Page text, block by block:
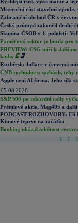
Rychlejší růst, vyšší marže a
Meziroční růst stavební výroby
Zahraniční obchod ČR v
Český průmysl zakončil druhé
Skupina ČSOB v 1. pololetí:
Paměťový sektor je brzda pro
PREVIEW: CSG míří k
knihy
Rozbřesk: Inflace v červenci
ČNB rozhodne o sazbách, trhy
Apple není AI firma. Jeho síla
05.08.2026
S&P 500 po rekordní rally
Prémiové akcie, Mag495 a
PODCAST ROZHOVORY: Eli
Kunové teprve na začátku
Booking ukázal odolnost
1 2 3